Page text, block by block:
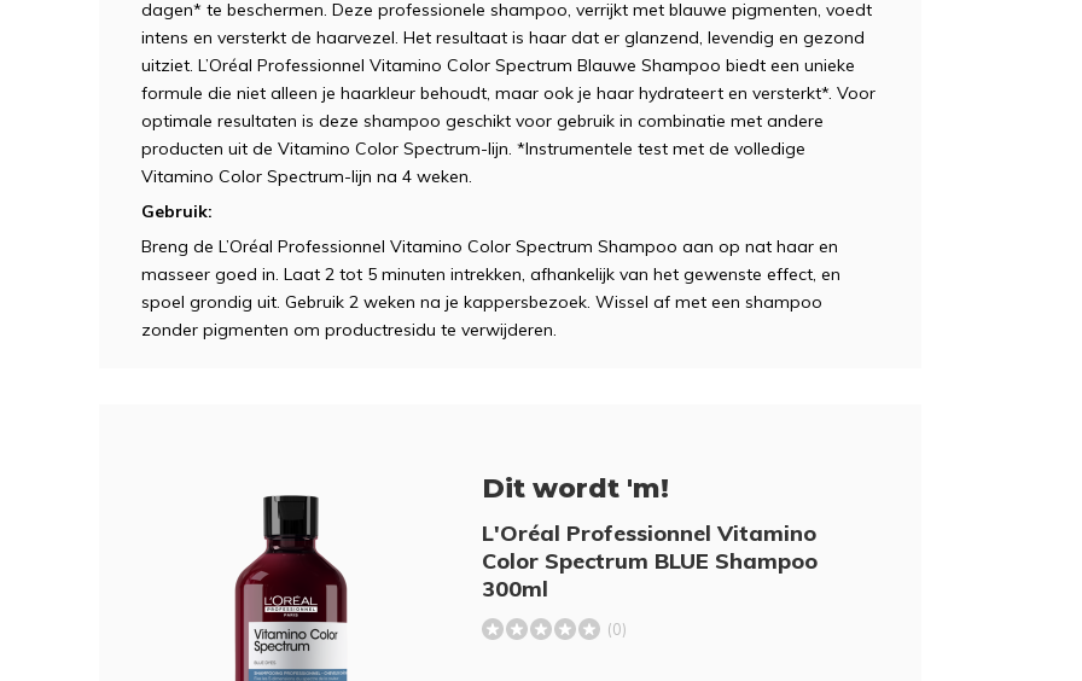
dagen* te beschermen. Deze professionele shampoo, verrijkt met blauwe pigmenten, voedt
intens en versterkt de haarvezel. Het resultaat is haar dat er glanzend, levendig en gezond
uitziet. L’Oréal Professionnel Vitamino Color Spectrum Blauwe Shampoo biedt een unieke
formule die niet alleen je haarkleur behoudt, maar ook je haar hydrateert en versterkt*. Voor
optimale resultaten is deze shampoo geschikt voor gebruik in combinatie met andere
producten uit de Vitamino Color Spectrum-lijn. *Instrumentele test met de volledige
Vitamino Color Spectrum-lijn na 4 weken.
Gebruik:
Breng de L’Oréal Professionnel Vitamino Color Spectrum Shampoo aan op nat haar en
masseer goed in. Laat 2 tot 5 minuten intrekken, afhankelijk van het gewenste effect, en
spoel grondig uit. Gebruik 2 weken na je kappersbezoek. Wissel af met een shampoo
zonder pigmenten om productresidu te verwijderen.
Dit wordt 'm!
L'Oréal Professionnel Vitamino
Color Spectrum BLUE Shampoo
300ml
(0)